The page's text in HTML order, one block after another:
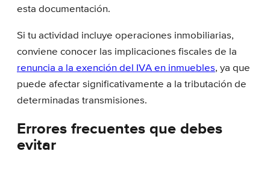
esta documentación.
Si tu actividad incluye operaciones inmobiliarias,
conviene conocer las implicaciones fiscales de la
renuncia a la exención del IVA en inmuebles, ya que
puede afectar significativamente a la tributación de
determinadas transmisiones.
Errores frecuentes que debes
evitar